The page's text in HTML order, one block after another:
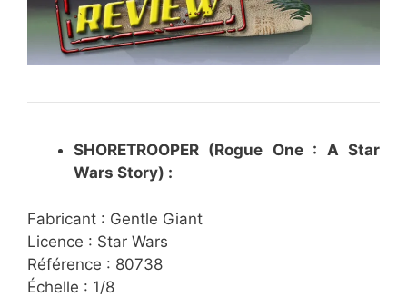
SHORETROOPER (Rogue One : A Star
Wars Story) :
Fabricant : Gentle Giant
Licence : Star Wars
Référence : 80738
Échelle : 1/8